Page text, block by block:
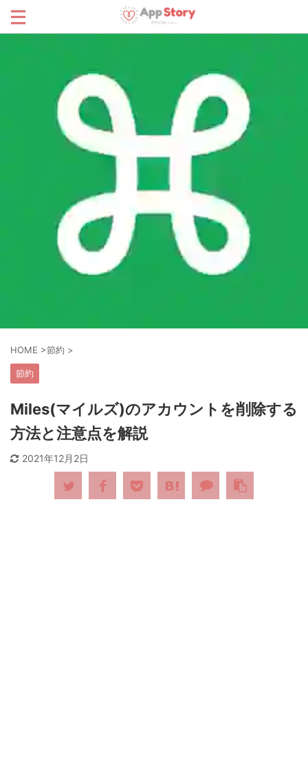
HOME >節約 >
節約
Miles(マイルズ)のアカウントを削除する
方法と注意点を解説
2021年12月2日